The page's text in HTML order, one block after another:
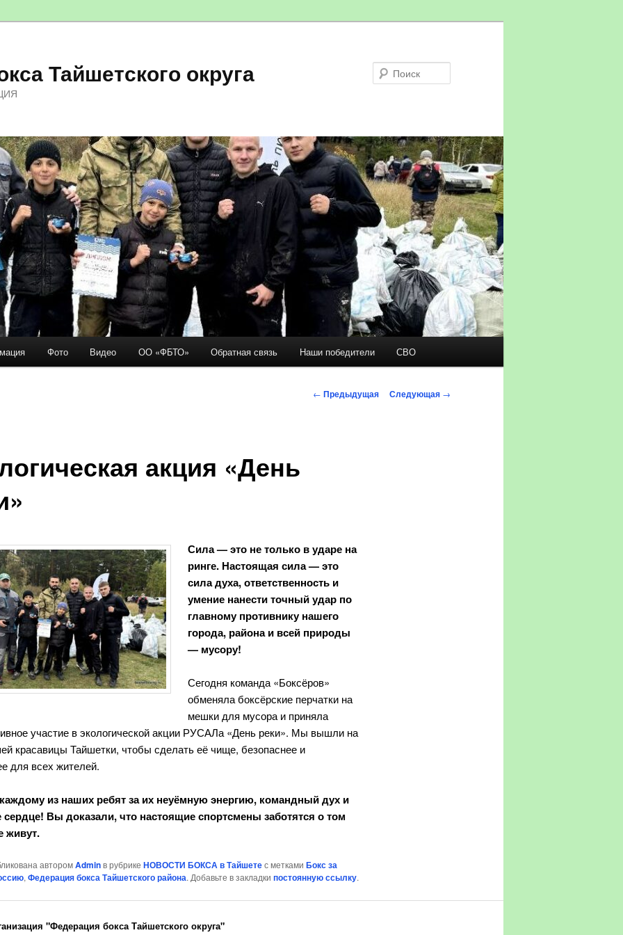
Тайшетского округа
Фото Видео ОО «ФБТО» Обратная связь Наши победители СВО
Навигация по записям
← Предыдущая Следующая →
акция «День
Сила — это не только в ударе на
ринге. Настоящая сила — это
сила духа, ответственность и
умение нанести точный удар по
главному противнику нашего
города, района и всей природы
— мусору!
Сегодня команда «Боксёров»
обменяла боксёрские перчатки на
мешки для мусора и приняла
участие в экологической акции РУСАЛа «День реки». Мы вышли на
красавицы Тайшетки, чтобы сделать её чище, безопаснее и
для всех жителей.
из наших ребят за их неуёмную энергию, командный дух и
сердце! Вы доказали, что настоящие спортсмены заботятся о том
живут.
авторомAdminв рубрике НОВОСТИ БОКСА в Тайшетес метками Бокс за
, Федерация бокса Тайшетского района. Добавьте в закладки постоянную ссылку.
"Федерация бокса Тайшетского округа"